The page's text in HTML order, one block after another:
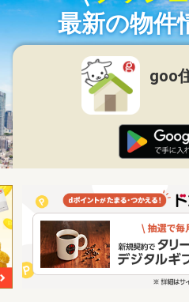
最新の物件
goo